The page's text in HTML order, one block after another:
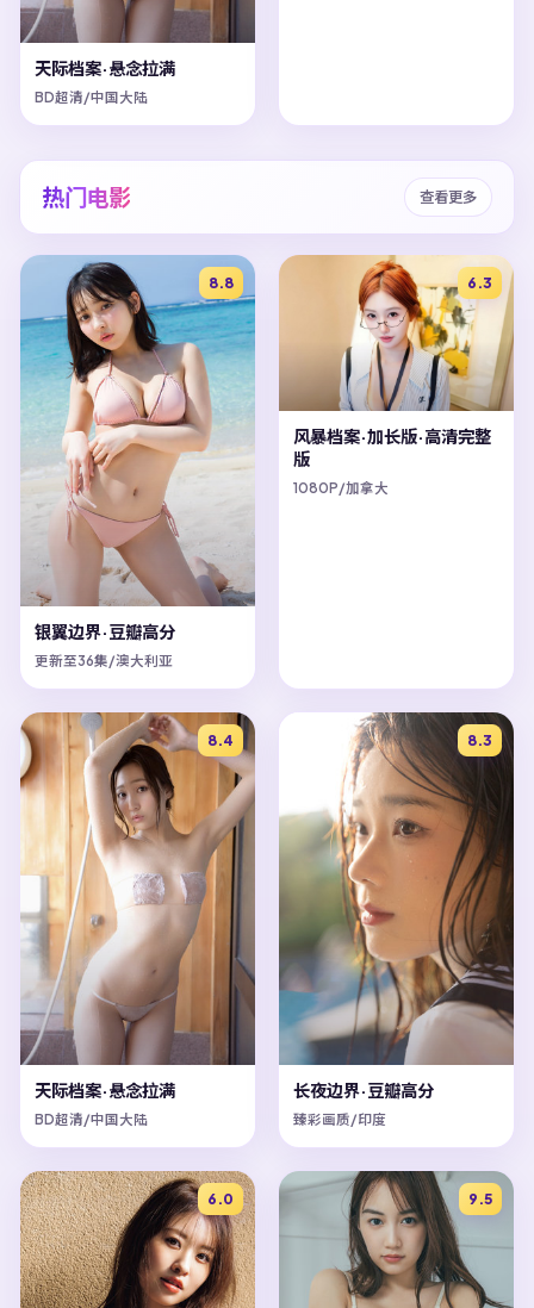
天际档案·悬念拉满
BD超清/中国大陆
热门电影 查看更多
8.8
银翼边界·豆瓣高分
更新至36集/澳大利亚
6.3
风暴档案·加长版·高清完整
版
1080P/加拿大
8.4
天际档案·悬念拉满
BD超清/中国大陆
8.3
长夜边界·豆瓣高分
臻彩画质/印度
6.0 9.5